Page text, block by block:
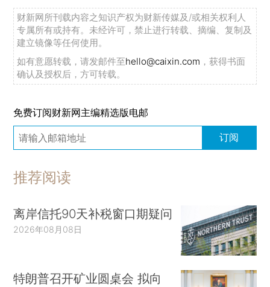
财新网所刊载内容之知识产权为财新传媒及/或相关权利人
专属所有或持有。未经许可，禁止进行转载、摘编、复制及
建立镜像等任何使用。
如有意愿转载，请发邮件至hello@caixin.com ，获得书面
确认及授权后，方可转载。
免费订阅财新网主编精选版电邮
订阅
推荐阅读
离岸信托90天补税窗口期疑问
2026年08月08日
特朗普召开矿业圆桌会 拟向